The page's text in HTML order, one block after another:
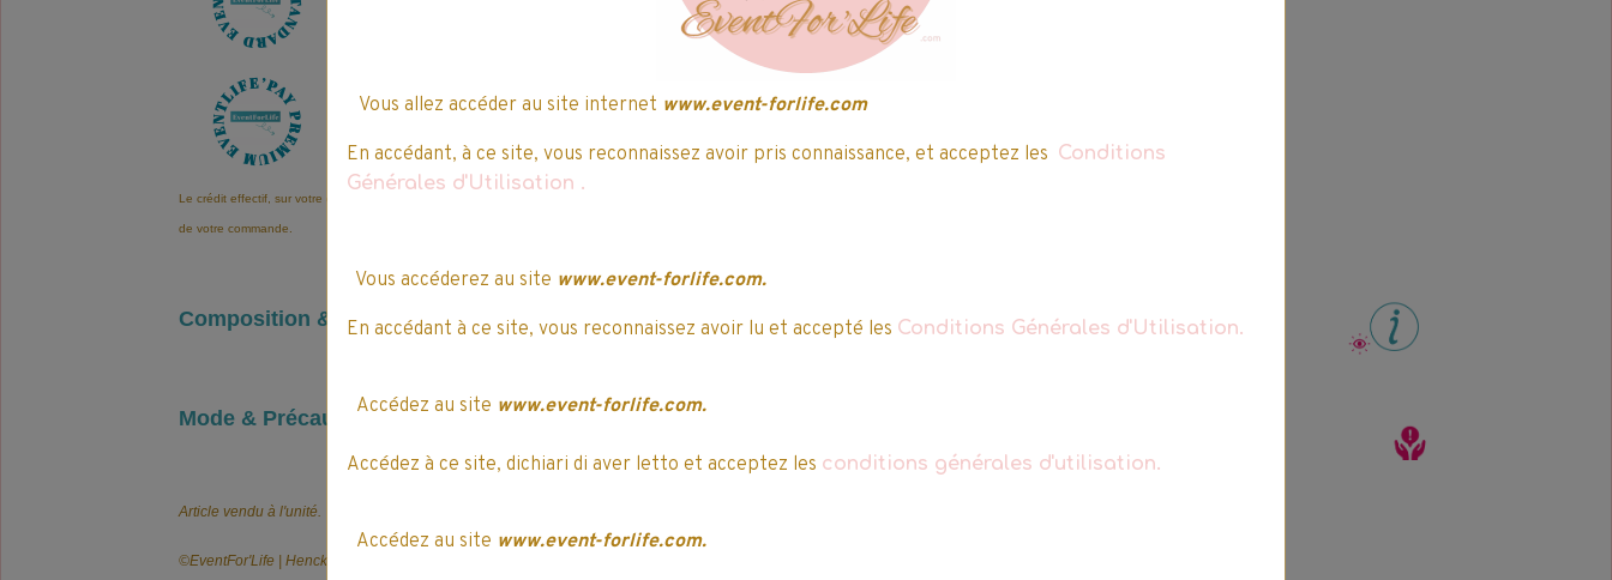
27
Le crédit effectif, sur votre compte EventLife'Pay, est automatique après, la validation
de votre commande.
Composition & Infos légales
Mode & Précautions d’emploi
Article vendu à l'unité.
©️EventFor'Life | Henckel France
Vous allez accéder au site internet www.event-forlife.com
En accédant, à ce site, vous reconnaissez avoir pris connaissance, et acceptez les Conditions
Générales d'Utilisation .
Vous accéderez au site www.event-forlife.com.
En accédant à ce site, vous reconnaissez avoir lu et accepté les Conditions Générales d'Utilisation.
Accédez au site www.event-forlife.com.
Accédez à ce site, dichiari di aver letto et acceptez les conditions générales d'utilisation.
Accédez au site www.event-forlife.com.